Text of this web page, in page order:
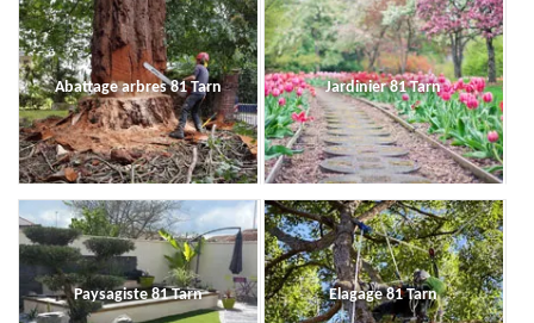
Abattage arbres 81 Tarn Jardinier 81 Tarn
Paysagiste 81 Tarn Elagage 81 Tarn